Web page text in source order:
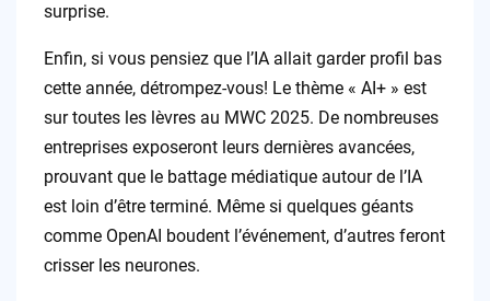
surprise.
Enfin, si vous pensiez que l’IA allait garder profil bas
cette année, détrompez-vous! Le thème « AI+ » est
sur toutes les lèvres au MWC 2025. De nombreuses
entreprises exposeront leurs dernières avancées,
prouvant que le battage médiatique autour de l’IA
est loin d’être terminé. Même si quelques géants
comme OpenAI boudent l’événement, d’autres feront
crisser les neurones.